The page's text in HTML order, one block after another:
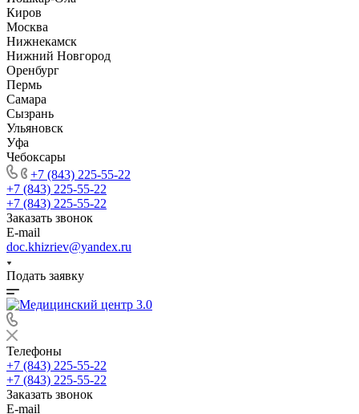
Киров
Москва
Нижнекамск
Нижний Новгород
Оренбург
Пермь
Самара
Сызрань
Ульяновск
Уфа
Чебоксары
+7 (843) 225-55-22
+7 (843) 225-55-22
+7 (843) 225-55-22
Заказать звонок
E-mail
doc.khizriev@yandex.ru
Подать заявку
Телефоны
+7 (843) 225-55-22
+7 (843) 225-55-22
Заказать звонок
E-mail